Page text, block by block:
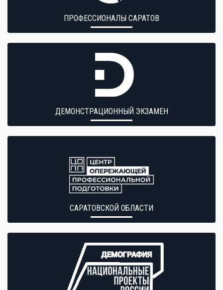
ПРОФЕССИОНАЛЫ САРАТОВ
ДЕМОНСТРАЦИОННЫЙ ЭКЗАМЕН
САРАТОВСКОЙ ОБЛАСТИ